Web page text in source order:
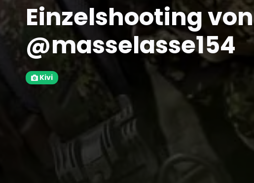
Einzelshooting von
@masselasse154
Kivi